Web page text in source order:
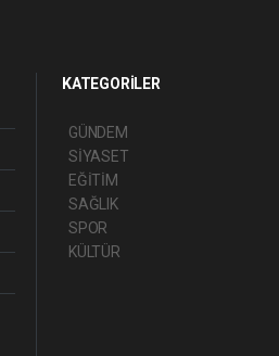
KATEGORİLER
GÜNDEM
SİYASET
EĞİTİM
SAĞLIK
SPOR
KÜLTÜR